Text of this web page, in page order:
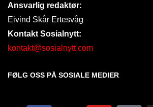
Ansvarlig redaktør:
Eivind Skår Ertesvåg
Kontakt Sosialnytt:
kontakt@sosialnytt.com
FØLG OSS PÅ SOSIALE MEDIER​